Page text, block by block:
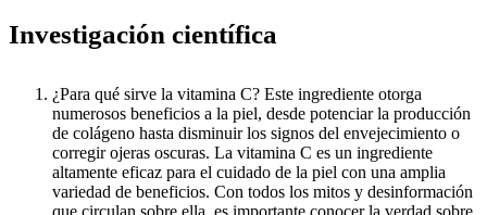
Investigación científica
¿Para qué sirve la vitamina C? Este ingrediente otorga
numerosos beneficios a la piel, desde potenciar la producción
de colágeno hasta disminuir los signos del envejecimiento o
corregir ojeras oscuras. La vitamina C es un ingrediente
altamente eficaz para el cuidado de la piel con una amplia
variedad de beneficios. Con todos los mitos y desinformación
que circulan sobre ella, es importante conocer la verdad sobre